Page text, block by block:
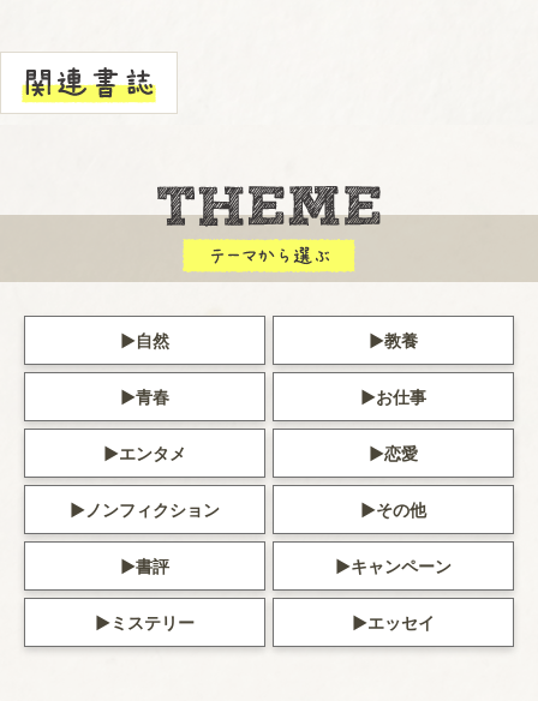
自然 教養
青春 お仕事
エンタメ 恋愛
ノンフィクション その他
書評 キャンペーン
ミステリー エッセイ